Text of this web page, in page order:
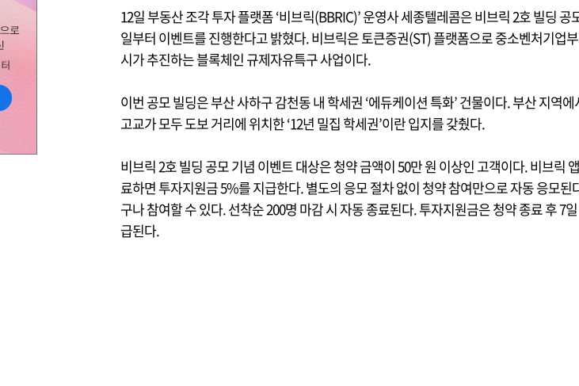
12일 부동산 조각 투자 플랫폼 ‘비브릭(BBRIC)’ 운영사 세종텔레콤은 비브릭 2호 빌딩 공
일부터 이벤트를 진행한다고 밝혔다. 비브릭은 토큰증권(ST) 플랫폼으로 중소벤처기업
시가 추진하는 블록체인 규제자유특구 사업이다.
이번 공모 빌딩은 부산 사하구 감천동 내 학세권 ‘에듀케이션 특화’ 건물이다. 부산 지역
고교가 모두 도보 거리에 위치한 ‘12년 밀집 학세권’이란 입지를 갖췄다.
비브릭 2호 빌딩 공모 기념 이벤트 대상은 청약 금액이 50만 원 이상인 고객이다. 비브릭
료하면 투자지원금 5%를 지급한다. 별도의 응모 절차 없이 청약 참여만으로 자동 응모된
구나 참여할 수 있다. 선착순 200명 마감 시 자동 종료된다. 투자지원금은 청약 종료 후 7
급된다.